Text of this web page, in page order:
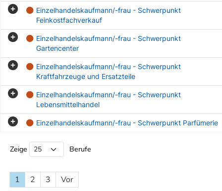
Einzelhandelskaufmann/-frau - Schwerpunkt
Feinkostfachverkauf
Einzelhandelskaufmann/-frau - Schwerpunkt
Gartencenter
Einzelhandelskaufmann/-frau - Schwerpunkt
Kraftfahrzeuge und Ersatzteile
Einzelhandelskaufmann/-frau - Schwerpunkt
Lebensmittelhandel
Einzelhandelskaufmann/-frau - Schwerpunkt Parfümerie
Zeige Berufe
1 2 3 Vor